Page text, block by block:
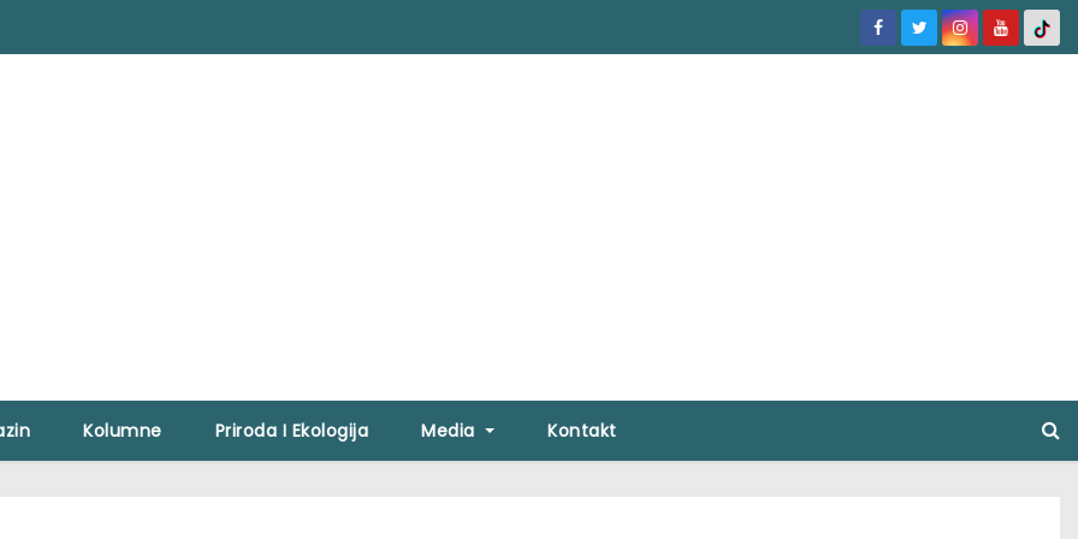
Kolumne Priroda I Ekologija Media Kontakt